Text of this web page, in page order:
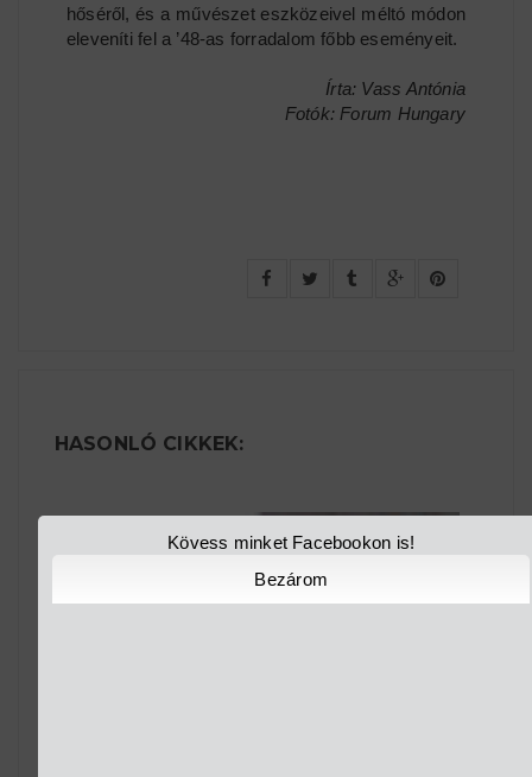
hőséről, és a művészet eszközeivel méltó módon
eleveníti fel a ’48-as forradalom főbb eseményeit.
Írta: Vass Antónia
Fotók: Forum Hungary
HASONLÓ CIKKEK:
Kövess minket Facebookon is!
Bezárom